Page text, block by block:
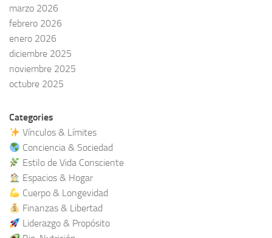
marzo 2026
febrero 2026
enero 2026
diciembre 2025
noviembre 2025
octubre 2025
Categories
Vínculos & Límites
Conciencia & Sociedad
Estilo de Vida Consciente
Espacios & Hogar
Cuerpo & Longevidad
Finanzas & Libertad
Liderazgo & Propósito